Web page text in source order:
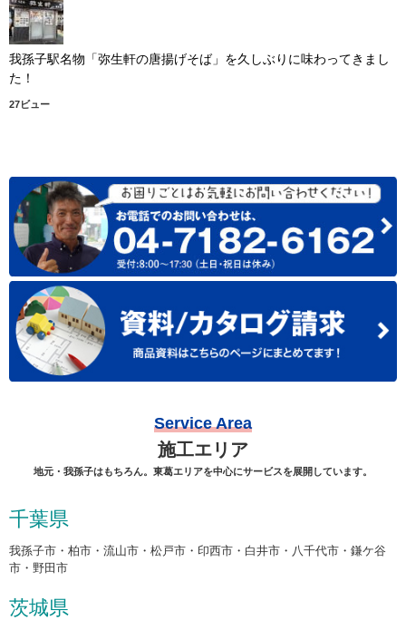
我孫子駅名物「弥生軒の唐揚げそば」を久しぶりに味わってきまし
た！
27ビュー
Service Area
施工エリア
地元・我孫子はもちろん。東葛エリアを中心にサービスを展開しています。
千葉県
我孫子市・柏市・流山市・松戸市・印西市・白井市・八千代市・鎌ケ谷
市・野田市
茨城県